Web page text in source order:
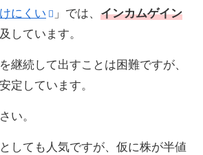
にくい
」では、 インカムゲイン
しています。
継続して出すことは困難ですが、
定しています。
い。
しても人気ですが、仮に株が半値